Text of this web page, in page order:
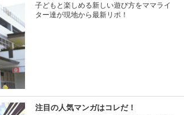
子どもと楽しめる新しい遊び方をママライ
ター達が現地から最新リポ！
注目の人気マンガはコレだ！